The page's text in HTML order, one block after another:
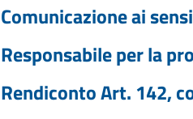
Comunicazione ai
Responsabile per la
Rendiconto Art. 142,